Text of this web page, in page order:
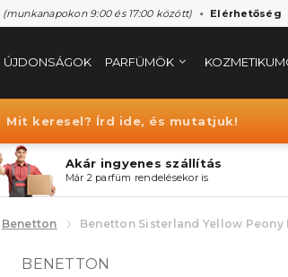
(munkanapokon 9:00 és 17:00 között) Elérhetőség
ÚJDONSÁGOK PARFÜMÖK
Mit keresel? Írd ide, és mutatjuk!
Akár ingyenes szállítás
Már 2 parfüm rendelésekor is
Benetton Benetton Sisterland Yellow Peony
BENETTON